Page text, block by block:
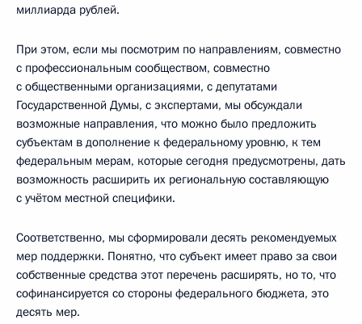
миллиарда рублей.
При этом, если мы посмотрим по направлениям, совместно
с профессиональным сообществом, совместно
с общественными организациями, с депутатами
Государственной Думы, с экспертами, мы обсуждали
возможные направления, что можно было предложить
субъектам в дополнение к федеральному уровню, к тем
федеральным мерам, которые сегодня предусмотрены, дать
возможность расширить их региональную составляющую
с учётом местной специфики.
Соответственно, мы сформировали десять рекомендуемых
мер поддержки. Понятно, что субъект имеет право за свои
собственные средства этот перечень расширять, но то, что
софинансируется со стороны федерального бюджета, это
десять мер.